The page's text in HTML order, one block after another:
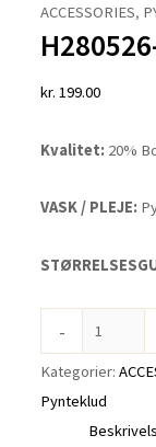
ACCESSORIES,
kr. 199.00
Kvalitet: 20%
VASK / PLEJE:
-
4
Sort
antal
Kategorier:
Pynteklud